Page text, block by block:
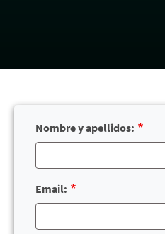
Nombre y apellidos:
Email: